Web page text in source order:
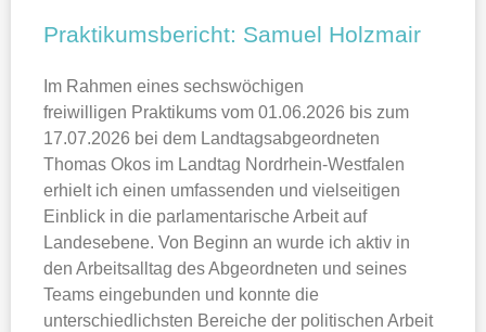
Praktikumsbericht: Samuel Holzmair
Im Rahmen eines sechswöchigen
freiwilligen Praktikums vom 01.06.2026 bis zum
17.07.2026 bei dem Landtagsabgeordneten
Thomas Okos im Landtag Nordrhein-Westfalen
erhielt ich einen umfassenden und vielseitigen
Einblick in die parlamentarische Arbeit auf
Landesebene. Von Beginn an wurde ich aktiv in
den Arbeitsalltag des Abgeordneten und seines
Teams eingebunden und konnte die
unterschiedlichsten Bereiche der politischen Arbeit